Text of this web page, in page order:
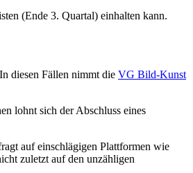
(Ende 3. Quartal) einhalten kann.
diesen Fällen nimmt die VG Bild-Kunst
lohnt sich der Abschluss eines
auf einschlägigen Plattformen wie
zuletzt auf den unzähligen